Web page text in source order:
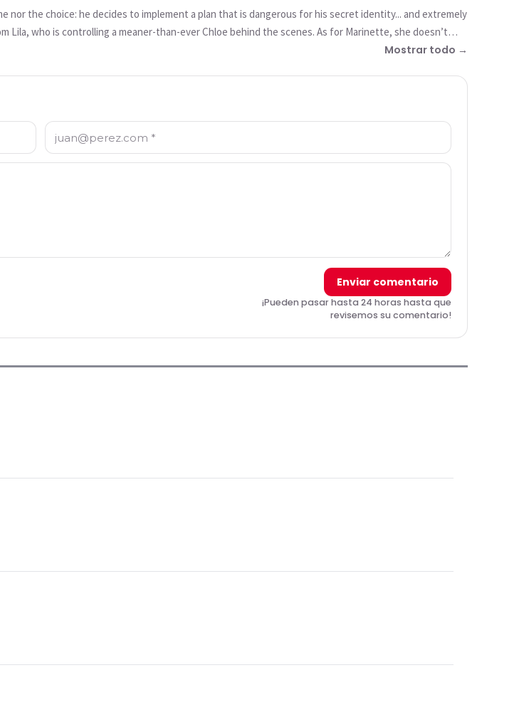
nor the choice: he decides to implement a plan that is dangerous for his secret identity... and extremely
who is controlling a meaner-than-ever Chloe behind the scenes. As for Marinette, she doesn’t
forever.
Mostrar todo →
Correo electrónico: *
Enviar comentario
¡Pueden pasar hasta 24 horas hasta que
revisemos su comentario!